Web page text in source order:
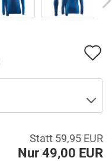
Statt 59,95 EUR
Nur 49,00 EUR